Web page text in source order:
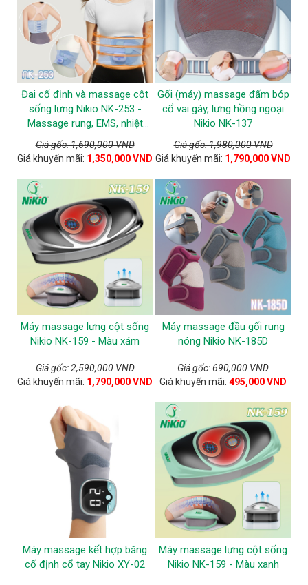
Đai cố định và massage cột
sống lưng Nikio NK-253 -
Massage rung, EMS, nhiệt
nóng
Giá gốc: 1,690,000 VND
Giá khuyến mãi: 1,350,000 VND
Gối (máy) massage đấm bóp
cổ vai gáy, lưng hồng ngoại
Nikio NK-137
Giá gốc: 1,980,000 VND
Giá khuyến mãi: 1,790,000 VND
Máy massage lưng cột sống
Nikio NK-159 - Màu xám
Giá gốc: 2,590,000 VND
Giá khuyến mãi: 1,790,000 VND
Máy massage đầu gối rung
nóng Nikio NK-185D
Giá gốc: 690,000 VND
Giá khuyến mãi: 495,000 VND
Máy massage kết hợp băng
cố định cổ tay Nikio XY-02
Máy massage lưng cột sống
Nikio NK-159 - Màu xanh